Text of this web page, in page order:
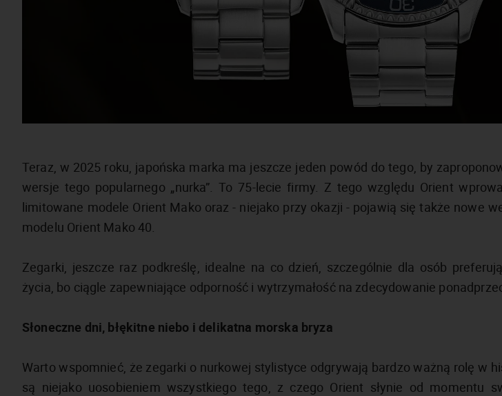
Teraz, w 2025 roku, japońska marka ma jeszcze jeden powód do tego, by
wersje tego popularnego „nurka”. To 75-lecie firmy. Z tego względu Orient
limitowane modele Orient Mako oraz - niejako przy okazji - pojawią się także nowe
modelu Orient Mako 40.
Zegarki, jeszcze raz podkreślę, idealne na co dzień, szczególnie dla osób
życia, bo ciągle zapewniające odporność i wytrzymałość na zdecydowanie
Słoneczne dni, błękitne niebo i delikatna morska bryza
Warto wspomnieć, że zegarki o nurkowej stylistyce odgrywają bardzo ważną rolę w
są niejako uosobieniem wszystkiego tego, z czego Orient słynie od momentu